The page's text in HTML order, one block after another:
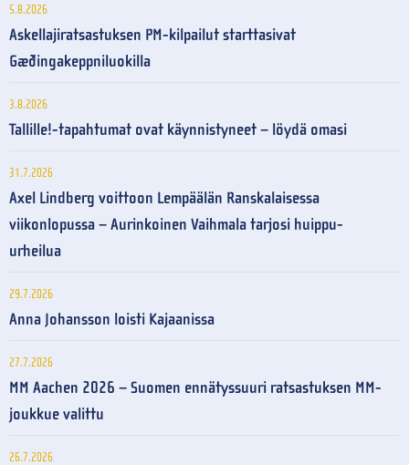
5.8.2026
Askellajiratsastuksen PM-kilpailut starttasivat
Gæðingakeppniluokilla
3.8.2026
Tallille!-tapahtumat ovat käynnistyneet – löydä omasi
31.7.2026
Axel Lindberg voittoon Lempäälän Ranskalaisessa
viikonlopussa – Aurinkoinen Vaihmala tarjosi huippu-
urheilua
29.7.2026
Anna Johansson loisti Kajaanissa
27.7.2026
MM Aachen 2026 – Suomen ennätyssuuri ratsastuksen MM-
joukkue valittu
26.7.2026